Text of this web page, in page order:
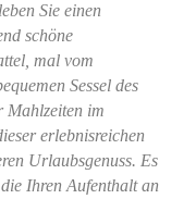
Sie einen
schöne
mal vom
Sessel des
Mahlzeiten im
erlebnisreichen
Urlaubsgenuss. Es
Ihren Aufenthalt an